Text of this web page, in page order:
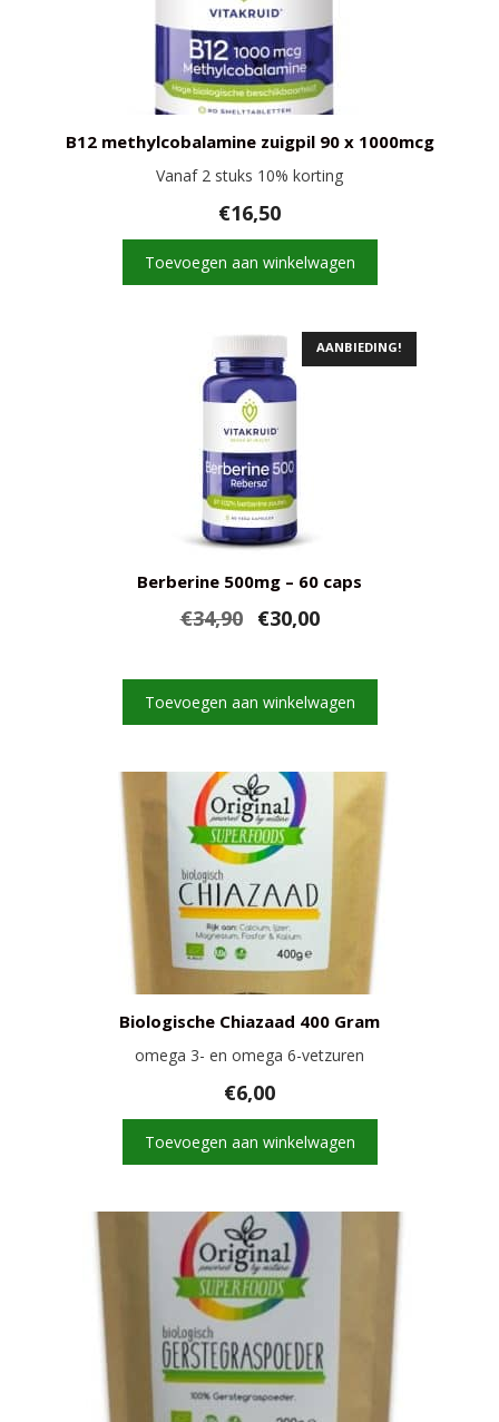
B12 methylcobalamine zuigpil 90 x 1000mcg
Vanaf 2 stuks 10% korting
€16,50
Toevoegen aan winkelwagen
AANBIEDING!
Berberine 500mg – 60 caps
€34,90
Oorspronkelijke
prijs
€30,00Huidige
Toevoegen aan winkelwagen
Biologische Chiazaad 400 Gram
omega 3- en omega 6-vetzuren
€6,00
Toevoegen aan winkelwagen